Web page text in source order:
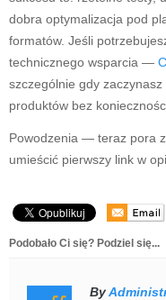
dobra optymalizacja pod
formatów. Jeśli
technicznego wsparcia —
szczególnie gdy
produktów bez
Powodzenia — teraz pora
umieścić pierwszy link w
Podobało Ci się? Podziel się...
By